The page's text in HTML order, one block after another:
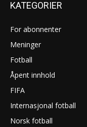
KATEGORIER
For abonnenter
Meninger
Fotball
Åpent innhold
FIFA
Internasjonal fotball
Norsk fotball